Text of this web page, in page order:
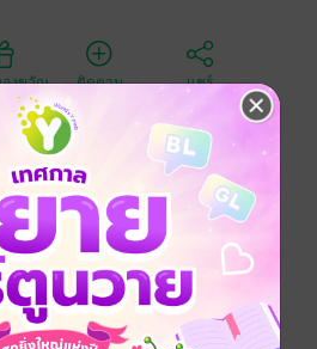
งขวัญ ติดตาม แชร์
ยต่อกัน...อย่างไม่รู้จบ
มและศิลปะแปลกตา...หลากยุค
รือชื่อดัง...ตำนานแห่งการค้นพบ
ศสบายๆ และอาหารอร่อย...ที่สเปน
สือท่องเที่ยวที่จะให้ข้อมูลแบบ